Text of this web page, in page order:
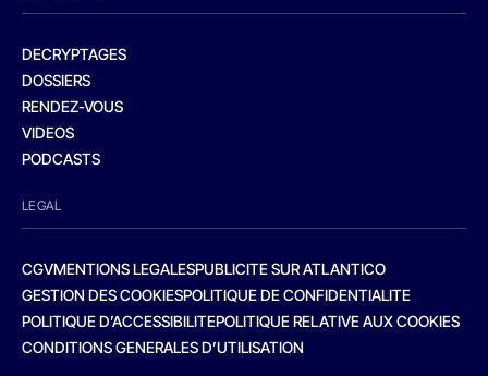
DECRYPTAGES
DOSSIERS
RENDEZ-VOUS
VIDEOS
PODCASTS
LEGAL
CGVMENTIONS LEGALESPUBLICITE SUR ATLANTICO
GESTION DES COOKIESPOLITIQUE DE CONFIDENTIALITE
POLITIQUE D’ACCESSIBILITEPOLITIQUE RELATIVE AUX COOKIES
CONDITIONS GENERALES D’UTILISATION